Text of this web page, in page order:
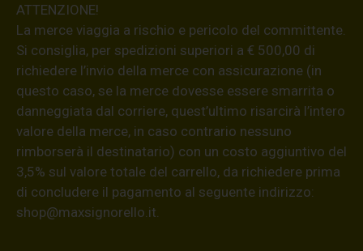
ATTENZIONE!
La merce viaggia a rischio e pericolo del committente.
Si consiglia, per spedizioni superiori a € 500,00 di
richiedere l’invio della merce con assicurazione (in
questo caso, se la merce dovesse essere smarrita o
danneggiata dal corriere, quest’ultimo risarcirà l’intero
valore della merce, in caso contrario nessuno
rimborserà il destinatario) con un costo aggiuntivo del
3,5% sul valore totale del carrello, da richiedere prima
di concludere il pagamento al seguente indirizzo:
shop@maxsignorello.it